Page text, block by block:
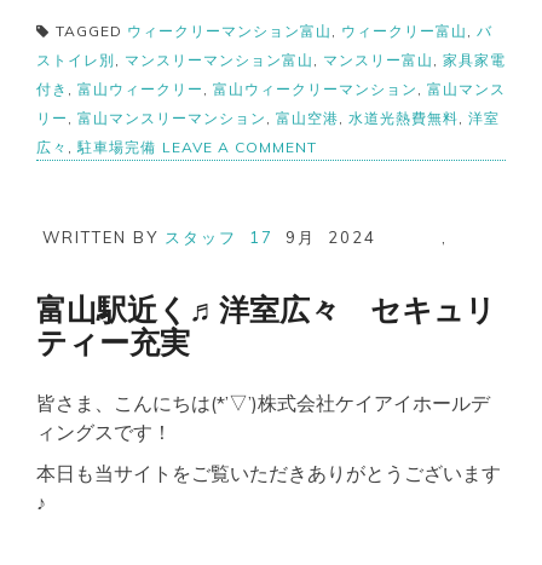
TAGGED ウィークリーマンション富山 , ウィークリー富山 , バ
ストイレ別 , マンスリーマンション富山 , マンスリー富山 , 家具家電
付き , 富山ウィークリー , 富山ウィークリーマンション , 富山マンス
リー , 富山マンスリーマンション , 富山空港, 水道光熱費無料, 洋室
広々 ,駐車場完備 LEAVE A COMMENT
富
【バ
ス・
レ
入
駐
車
WRITTEN BY スタッフ 17 9月 ,
2024
富山駅近く♬洋室広々 セキュリ
ティー充実
皆さま、こんにちは(*’▽’)株式会社ケイアイホールデ
ィングスです！
本日も当サイトをご覧いただきありがとうございます
♪